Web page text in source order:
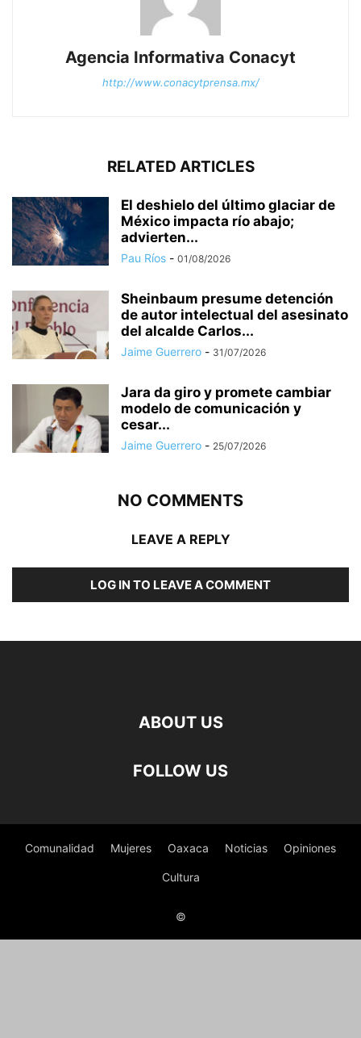
Agencia Informativa Conacyt
http://www.conacytprensa.mx/
RELATED ARTICLES
El deshielo del último glaciar de
México impacta río abajo;
advierten...
Pau Ríos - 01/08/2026
Sheinbaum presume detención
de autor intelectual del asesinato
del alcalde Carlos...
Jaime Guerrero - 31/07/2026
Jara da giro y promete cambiar
modelo de comunicación y
cesar...
Jaime Guerrero - 25/07/2026
NO COMMENTS
LEAVE A REPLY
LOG IN TO LEAVE A COMMENT
ABOUT US
FOLLOW US
Comunalidad Mujeres Oaxaca Noticias Opiniones
Cultura
©